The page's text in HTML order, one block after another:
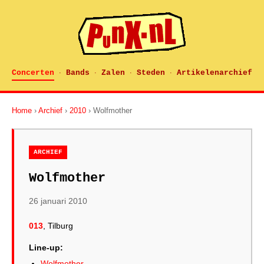
Concerten · Bands · Zalen · Steden · Artikelenarchief
Home › Archief › 2010 › Wolfmother
ARCHIEF
Wolfmother
26 januari 2010
013 , Tilburg
Line-up: